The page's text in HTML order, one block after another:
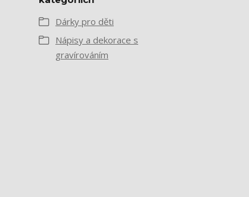
Dárky pro děti
Nápisy a dekorace s
gravírováním